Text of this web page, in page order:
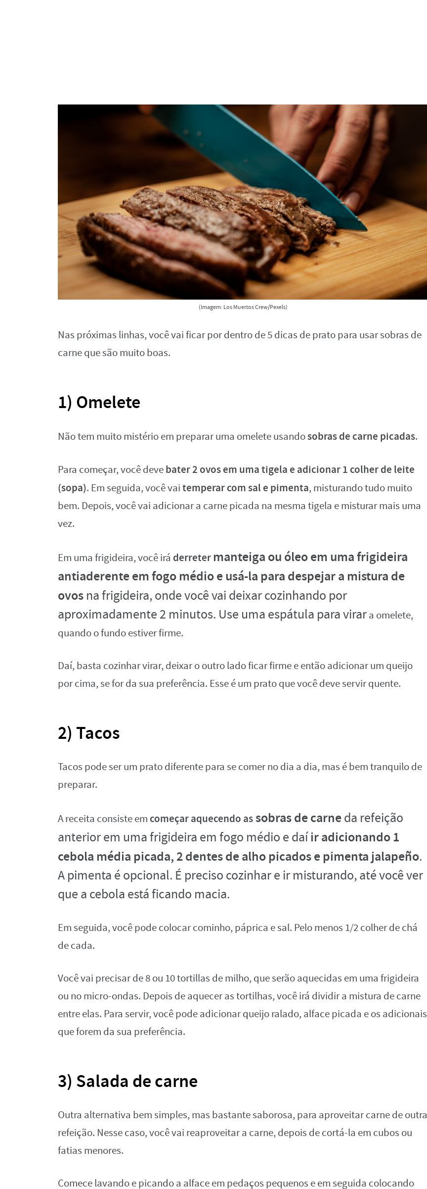
(Imagem: Los Muertos Crew/Pexels)
Nas próximas linhas, você vai ficar por dentro de 5 dicas de prato para usar sobras de
carne que são muito boas.
1) Omelete
Não tem muito mistério em preparar uma omelete usandosobras de carne picadas.
Para começar, você devebater 2 ovos em uma tigela e adicionar 1 colher de leite
(sopa). Em seguida, você vaitemperar com sal e pimenta, misturando tudo muito
bem. Depois, você vai adicionar a carne picada na mesma tigela e misturar mais uma
vez.
Em uma frigideira, você irá derreter manteiga ou óleo em uma frigideira
antiaderente em fogo médio e usá-la para despejara mistura de
ovos na frigideira, onde você vai deixar cozinhando por
aproximadamente 2 minutos. Use uma espátula para virara omelete,
quando o fundo estiver firme.
Daí, basta cozinhar virar, deixar o outro lado ficar firme e então adicionar um queijo
por cima, se for da sua preferência. Esse é um prato que você deve servir quente.
2) Tacos
Tacos pode ser um prato diferente para se comer no dia a dia, mas é bem tranquilo de
preparar.
A receita consiste em começar aquecendo assobras de carneda refeição
anterior em uma frigideira em fogo médio e daíir adicionando 1
cebola média picada, 2 dentes de alho picados e pimenta jalapeño.
A pimenta é opcional. É preciso cozinhar e ir misturando, até você ver
que a cebola está ficando macia.
Em seguida, você pode colocar cominho, páprica e sal. Pelo menos 1/2 colher de chá
de cada.
Você vai precisar de 8 ou 10 tortillas de milho, que serão aquecidas em uma frigideira
ou no micro-ondas. Depois de aquecer as tortilhas, você irá dividir a mistura de carne
entre elas. Para servir, você pode adicionar queijo ralado, alface picada e os adicionais
que forem da sua preferência.
3) Salada de carne
Outra alternativa bem simples, mas bastante saborosa, para aproveitar carne de outra
refeição. Nesse caso, você vai reaproveitar a carne, depois de cortá-la em cubos ou
fatias menores.
Comece lavando e picando a alface em pedaços pequenos e em seguida colocando